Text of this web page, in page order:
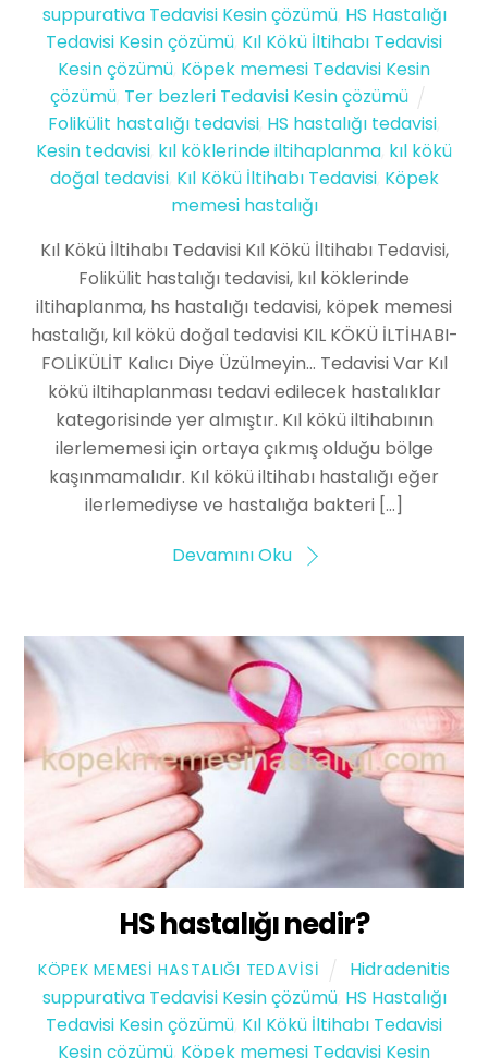
suppurativa Tedavisi Kesin çözümü, HS Hastalığı
Tedavisi Kesin çözümü Kıl Kökü İltihabı Tedavisi
Kesin çözümü Köpek memesi Tedavisi Kesin
çözümü, Ter bezleri Tedavisi Kesin çözümü
Folikülit hastalığı tedavisi HS hastalığı tedavisi
Kesin tedavisi kıl köklerinde iltihaplanma kıl kökü
doğal tedavisi, Kıl Kökü İltihabı Tedavisi, Köpek
memesi hastalığı
Kıl Kökü İltihabı Tedavisi Kıl Kökü İltihabı Tedavisi,
Folikülit hastalığı tedavisi, kıl köklerinde
iltihaplanma, hs hastalığı tedavisi, köpek memesi
hastalığı, kıl kökü doğal tedavisi KIL KÖKÜ İLTİHABI-
FOLİKÜLİT Kalıcı Diye Üzülmeyin… Tedavisi Var Kıl
kökü iltihaplanması tedavi edilecek hastalıklar
kategorisinde yer almıştır. Kıl kökü iltihabının
ilerlememesi için ortaya çıkmış olduğu bölge
kaşınmamalıdır. Kıl kökü iltihabı hastalığı eğer
ilerlemediyse ve hastalığa bakteri […]
Devamını Oku
HS hastalığı nedir?
KÖPEK MEMESI HASTALIĞI TEDAVISI
Hidradenitis
suppurativa Tedavisi Kesin çözümü, HS Hastalığı
Tedavisi Kesin çözümü Kıl Kökü İltihabı Tedavisi
Kesin çözümü Köpek memesi Tedavisi Kesin